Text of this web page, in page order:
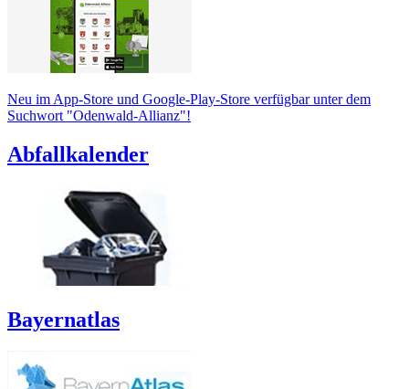
Neu im App-Store und Google-Play-Store verfügbar unter dem
Suchwort "Odenwald-Allianz"!
Abfallkalender
Bayernatlas